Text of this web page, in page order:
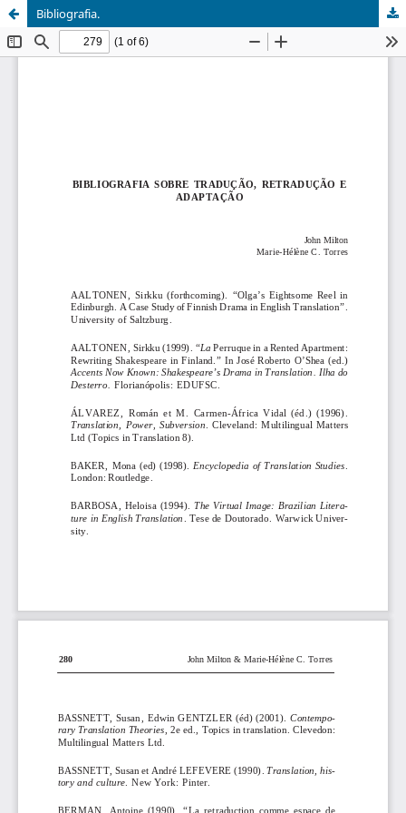
Bibliografia.